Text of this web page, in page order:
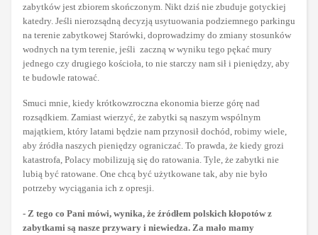
zabytków jest zbiorem skończonym. Nikt dziś nie zbuduje gotyckiej
katedry. Jeśli nierozsądną decyzją usytuowania podziemnego parkingu
na terenie zabytkowej Starówki, doprowadzimy do zmiany stosunków
wodnych na tym terenie, jeśli zaczną w wyniku tego pękać mury
jednego czy drugiego kościoła, to nie starczy nam sił i pieniędzy, aby
te budowle ratować.
Smuci mnie, kiedy krótkowzroczna ekonomia bierze górę nad
rozsądkiem. Zamiast wierzyć, że zabytki są naszym wspólnym
majątkiem, który latami będzie nam przynosił dochód, robimy wiele,
aby źródła naszych pieniędzy ograniczać. To prawda, że kiedy grozi
katastrofa, Polacy mobilizują się do ratowania. Tyle, że zabytki nie
lubią być ratowane. One chcą być użytkowane tak, aby nie było
potrzeby wyciągania ich z opresji.
- Z tego co Pani mówi, wynika, że źródłem polskich kłopotów z
zabytkami są nasze przywary i niewiedza. Za mało mamy